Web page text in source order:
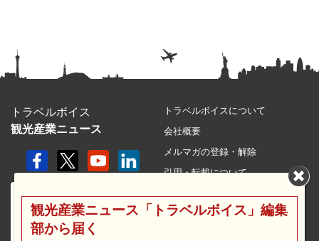
トラベルボイス
観光産業ニュース
トラベルボイスについて
会社概要
メルマガの登録・解除
引用・転載について
利用規約
観光産業ニュース「トラベルボイス」編集
部から届く